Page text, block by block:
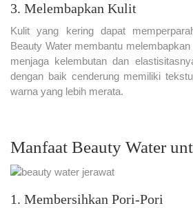
3. Melembapkan Kulit
Kulit yang kering dapat
Beauty Water membantu
menjaga kelembutan dan
dengan baik cenderung memiliki
warna yang lebih merata.
Manfaat Beauty Water
1. Membersihkan Pori-Pori